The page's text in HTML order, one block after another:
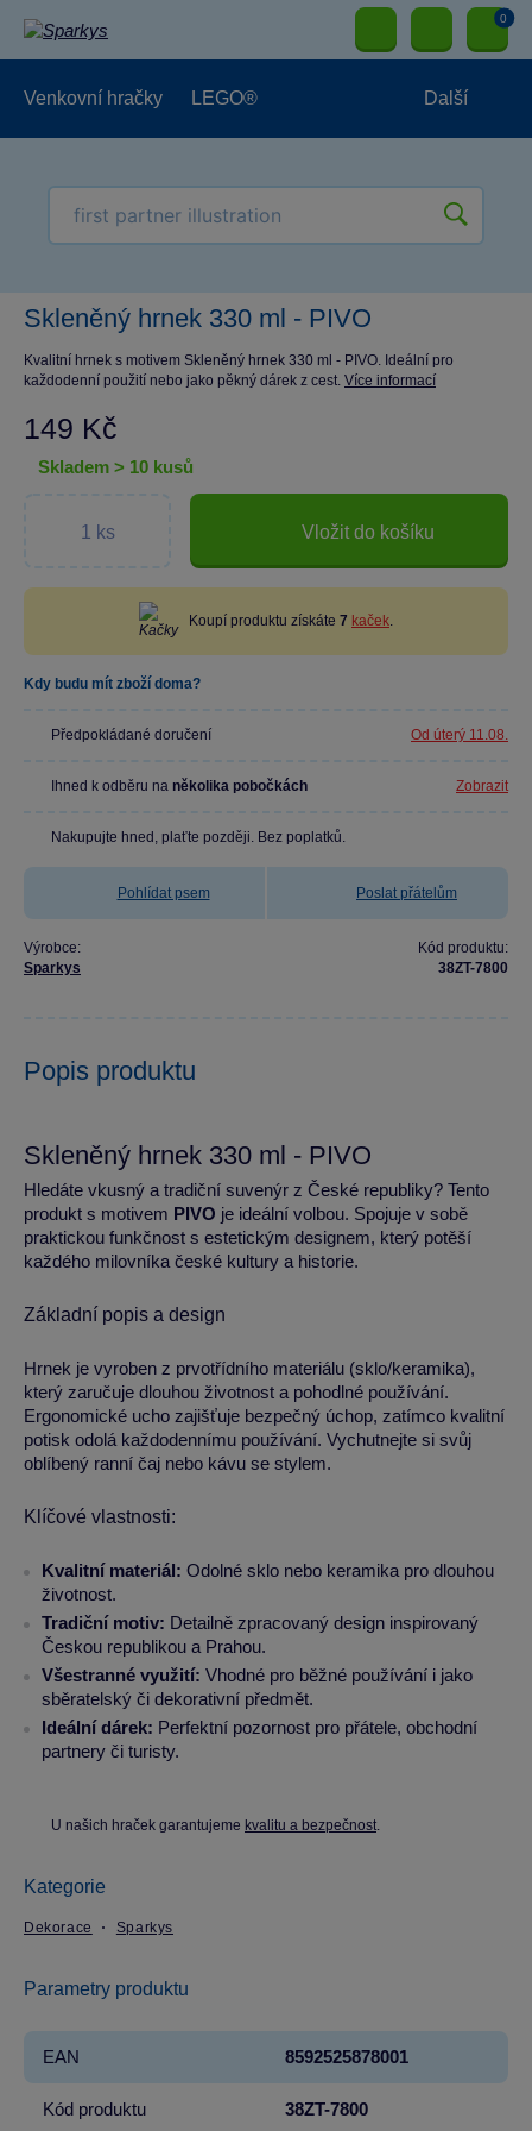
0
Venkovní hračky LEGO® Další
Skleněný hrnek 330 ml - PIVO
Kvalitní hrnek s motivem Skleněný hrnek 330 ml - PIVO. Ideální pro
každodenní použití nebo jako pěkný dárek z cest. Více informací
149 Kč
skladem > 10 kusů
Vložit do košíku
Koupí produktu získáte 7 kaček.
Kdy budu mít zboží doma?
Předpokládané doručení Od úterý 11.08.
Ihned k odběru na několika pobočkách Zobrazit
Nakupujte hned, plaťte později. Bez poplatků.
Pohlídat psem Poslat přátelům
Výrobce:
Sparkys
Kód produktu:
38ZT-7800
Popis produktu
Skleněný hrnek 330 ml - PIVO
Hledáte vkusný a tradiční suvenýr z České republiky? Tento
produkt s motivem PIVO je ideální volbou. Spojuje v sobě
praktickou funkčnost s estetickým designem, který potěší
každého milovníka české kultury a historie.
Základní popis a design
Hrnek je vyroben z prvotřídního materiálu (sklo/keramika),
který zaručuje dlouhou životnost a pohodlné používání.
Ergonomické ucho zajišťuje bezpečný úchop, zatímco kvalitní
potisk odolá každodennímu používání. Vychutnejte si svůj
oblíbený ranní čaj nebo kávu se stylem.
Klíčové vlastnosti:
Kvalitní materiál: Odolné sklo nebo keramika pro dlouhou
životnost.
Tradiční motiv: Detailně zpracovaný design inspirovaný
Českou republikou a Prahou.
Všestranné využití: Vhodné pro běžné používání i jako
sběratelský či dekorativní předmět.
Ideální dárek: Perfektní pozornost pro přátele, obchodní
partnery či turisty.
U našich hraček garantujeme kvalitu a bezpečnost.
Kategorie
Dekorace Sparkys
Parametry produktu
EAN 8592525878001
Kód produktu 38ZT-7800